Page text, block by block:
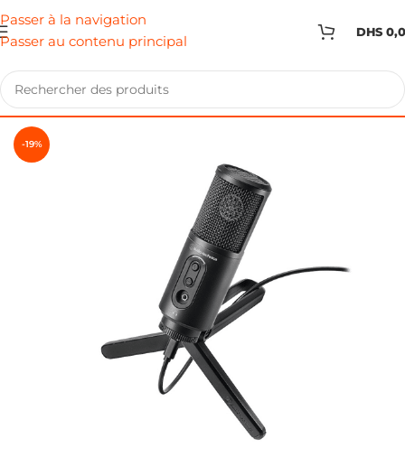
Passer à la navigation
Passer au contenu principal
DHS
-19%